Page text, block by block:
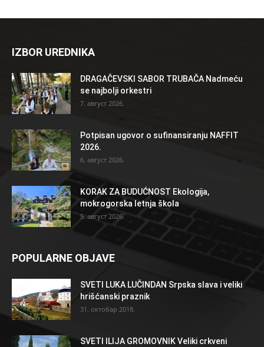
IZBOR UREDNIKA
DRAGAČEVSKI SABOR TRUBAČA Nadmeću
se najbolji orkestri
7. август 2026.
Potpisan ugovor o sufinansiranju NAFFIT
2026.
6. август 2026.
KORAK ZA BUDUĆNOST Ekologija,
mokrogorska letnja škola
5. август 2026.
POPULARNE OBJAVE
SVETI LUKA LUČINDAN Srpska slava i veliki
hrišćanski praznik
31. октобар 2018.
SVETI ILIJA GROMOVNIK Veliki crkveni